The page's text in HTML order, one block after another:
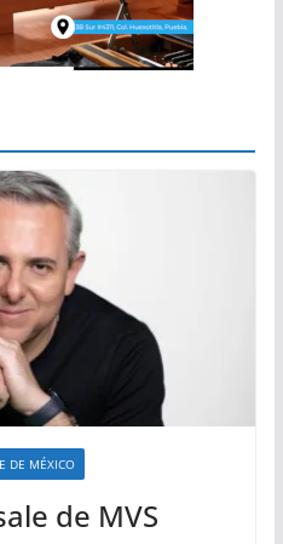
DE MÉXICO
de MVS